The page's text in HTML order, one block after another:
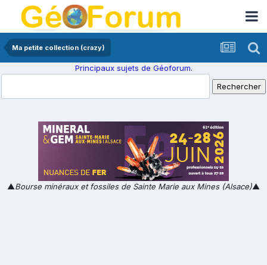
Ma petite collection (crazy)
Principaux sujets de Géoforum.
▲Bourse minéraux et fossiles de Sainte Marie aux Mines (Alsace)▲